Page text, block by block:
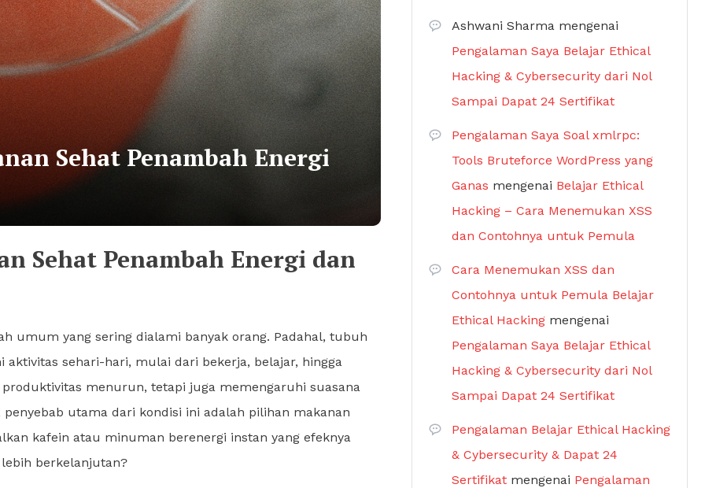
Sehat Penambah Energi
Sehat Penambah Energi dan
umum yang sering dialami banyak orang. Padahal, tubuh
sehari-hari, mulai dari bekerja, belajar, hingga
menurun, tetapi juga memengaruhi suasana
utama dari kondisi ini adalah pilihan makanan
kafein atau minuman berenergi instan yang efeknya
berkelanjutan?
Ashwani Sharma mengenai
Pengalaman Saya Belajar Ethical
Hacking & Cybersecurity dari Nol
Sampai Dapat 24 Sertifikat
Pengalaman Saya Soal xmlrpc:
Tools Bruteforce WordPress yang
Ganas mengenai Belajar Ethical
Hacking – Cara Menemukan XSS
dan Contohnya untuk Pemula
Cara Menemukan XSS dan
Contohnya untuk Pemula Belajar
Ethical Hacking mengenai
Pengalaman Saya Belajar Ethical
Hacking & Cybersecurity dari Nol
Sampai Dapat 24 Sertifikat
Pengalaman Belajar Ethical Hacking
& Cybersecurity & Dapat 24
Sertifikat mengenai Pengalaman